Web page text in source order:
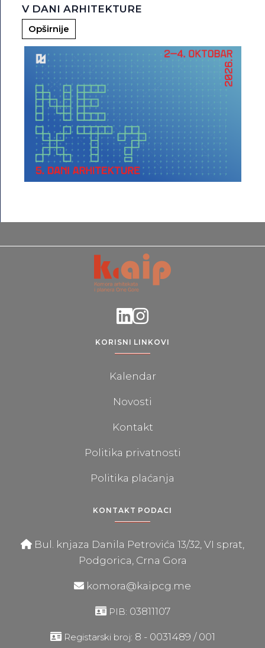
V DANI ARHITEKTURE
Opširnije
KORISNI LINKOVI
Kalendar
Novosti
Kontakt
Politika privatnosti
Politika plaćanja
KONTAKT PODACI
Bul. knjaza Danila Petrovića 13/32, VI sprat,
Podgorica, Crna Gora
komora@kaipcg.me
PIB: 03811107
Registarski broj: 8 - 0031489 / 001